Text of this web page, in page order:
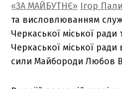
«ЗА МАЙБУТНЄ» Ігор
та висловлюванням
Черкаської міської ради
Черкаської міської ради
сили Майбороди Любов